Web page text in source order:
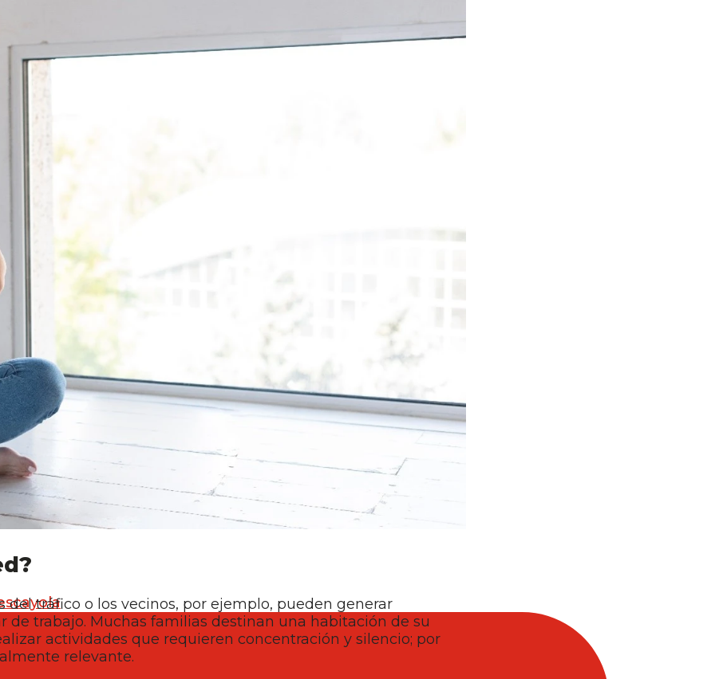
tráfico o los vecinos, por ejemplo, pueden generar
trabajo. Muchas familias destinan una habitación de su
actividades que requieren concentración y silencio; por
relevante.